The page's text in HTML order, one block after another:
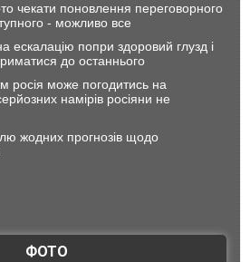
чекати поновлення переговорного
- можливо все
ескалацію попри здоровий глузд і
до останнього
росія може погодитись на
намірів росіяни не
жодних прогнозів щодо
ФОТО